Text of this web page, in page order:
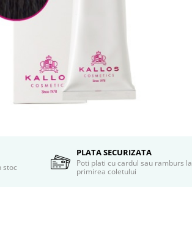
stoc
PLATA SECURIZATA
Poti plati cu cardul sau ramburs la
primirea coletului